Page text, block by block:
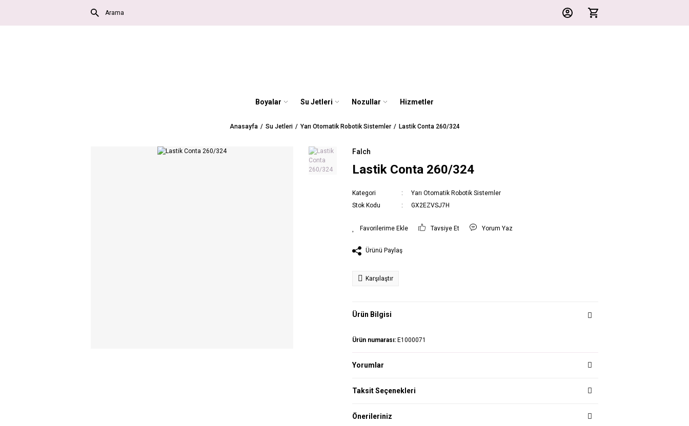
Boyalar Su Jetleri Nozullar Hizmetler
Anasayfa Su Jetleri Yarı Otomatik Robotik Sistemler Lastik Conta 260/324
Falch
Lastik Conta 260/324
Kategori
Yarı Otomatik Robotik Sistemler
Stok Kodu
GX2EZVSJ7H
Tavsiye Et Yorum Yaz
Ürünü Paylaş
Karşılaştır
Ürün Bilgisi
Ürün numarası: E1000071
Yorumlar
Taksit Seçenekleri
Önerileriniz